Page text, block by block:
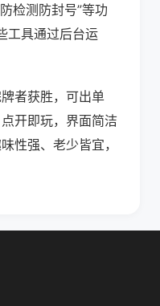
检测防封号”等功
工具通过后台运
者获胜，可出单
开即玩，界面简洁
性强、老少皆宜，